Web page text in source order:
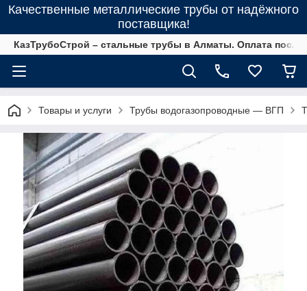
Качественные металлические трубы от надёжного
поставщика!
КазТрубоСтрой – стальные трубы в Алматы. Оплата
Товары и услуги Трубы водогазопроводные ― ВГП